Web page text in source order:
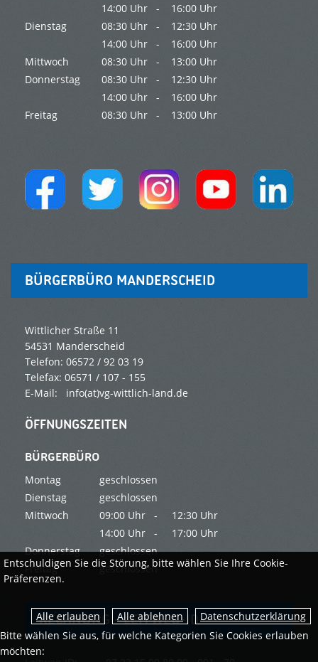
14:00 Uhr -
16:00 Uhr
Dienstag
08:30 Uhr -
12:30 Uhr
14:00 Uhr -
16:00 Uhr
Mittwoch
08:30 Uhr -
13:00 Uhr
Donnerstag
08:30 Uhr -
12:30 Uhr
14:00 Uhr -
16:00 Uhr
Freitag
08:30 Uhr - 13:00 Uhr
BÜRGERBÜRO MANDERSCHEID
Wittlicher Straße 11
54531 Manderscheid
Telefon: 06572 / 92 03 19
Telefax: 06571 / 107 - 155
E-Mail: info(at)vg-wittlich-land.de
ÖFFNUNGSZEITEN
BÜRGERBÜRO
Montag
geschlossen
Dienstag
geschlossen
Mittwoch
09:00 Uhr - 12:30 Uhr
14:00 Uhr -
17:00 Uhr
Donnerstag
geschlossen
Freitag
geschlossen
RECHNUNG - LEITWEG-ID
Entschuldigen Sie die Störung, bitte wählen Sie Ihre Cookie-
Präferenzen.
Datenschutzerklärung
Bitte wählen Sie aus, für welche Kategorien Sie Cookies erlauben
möchten: